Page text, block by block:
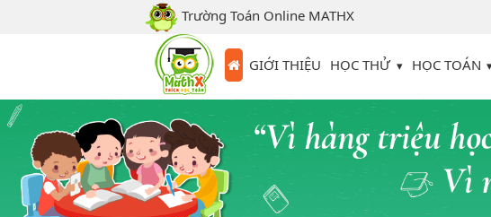
Trường Toán Online MATHX
GIỚI THIỆU HỌC THỬ HỌC TOÁN